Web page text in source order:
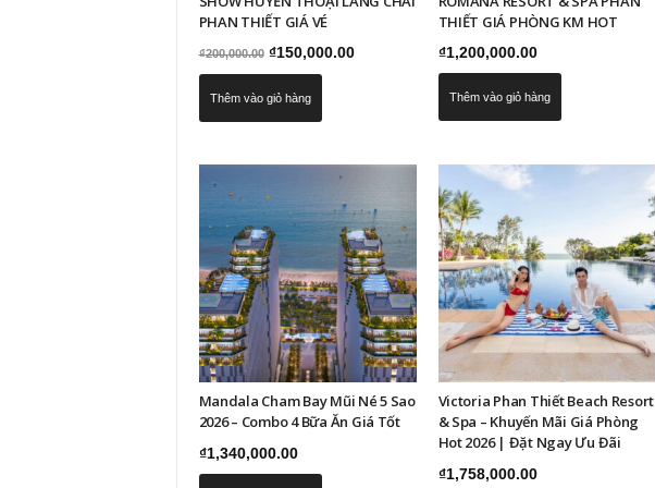
PHAN THIẾT GIÁ VÉ
₫200,000.00 Giá
gốc
là:
₫150,000.00Giá
Thêm vào giỏ hàng
THIẾT GIÁ PHÒNG KM HOT
₫1,200,000.00
Thêm vào giỏ hàng
Mandala Cham Bay Mũi Né 5 Sao
2026 – Combo 4 Bữa Ăn Giá Tốt
₫1,340,000.00
Victoria Phan Thiết Beach Resort
& Spa – Khuyến Mãi Giá Phòng
Hot 2026 | Đặt Ngay Ưu Đãi
₫1,758,000.00